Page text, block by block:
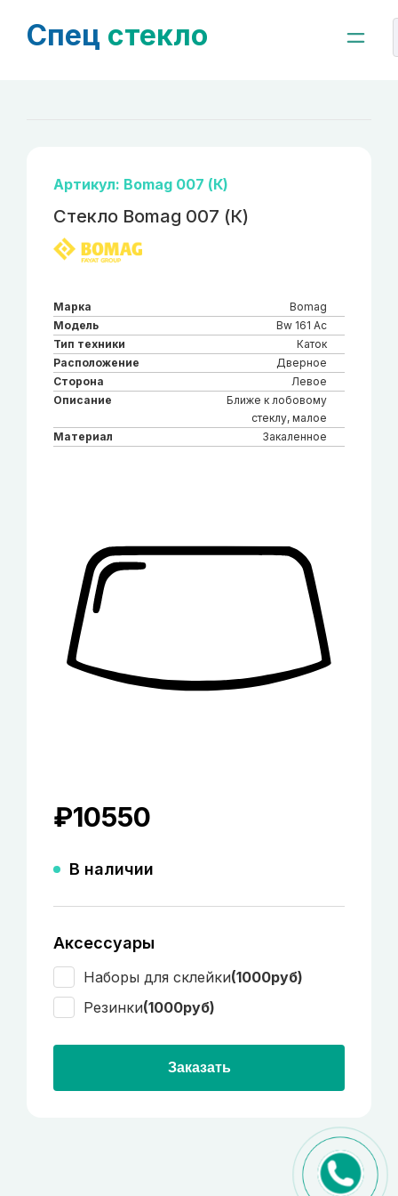
Спец стекло
Артикул: Bomag 007 (К)
Стекло Bomag 007 (К)
Марка
Bomag
Модель
Bw 161 Ac
Тип техники
Каток
Расположение
Дверное
Сторона
Левое
Описание
Ближе к лобовому
стеклу, малое
Материал
Закаленное
₽10550
В наличии
Аксессуары
Наборы для склейки(1000руб)
Резинки(1000руб)
Заказать